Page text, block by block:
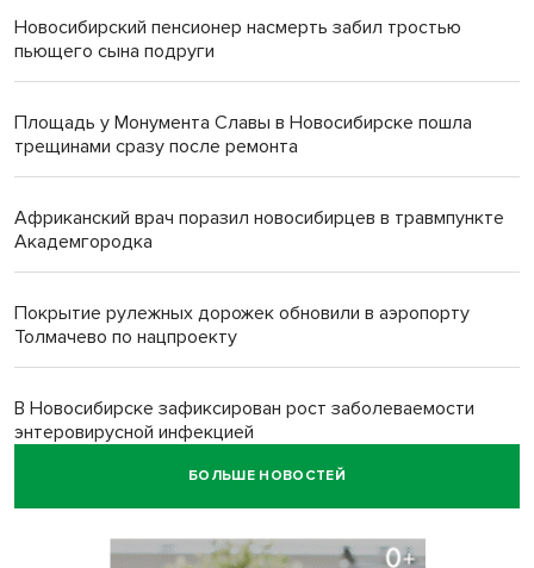
Новосибирский пенсионер насмерть забил тростью
пьющего сына подруги
Площадь у Монумента Славы в Новосибирске пошла
трещинами сразу после ремонта
Африканский врач поразил новосибирцев в травмпункте
Академгородка
Покрытие рулежных дорожек обновили в аэропорту
Толмачево по нацпроекту
В Новосибирске зафиксирован рост заболеваемости
энтеровирусной инфекцией
БОЛЬШЕ НОВОСТЕЙ